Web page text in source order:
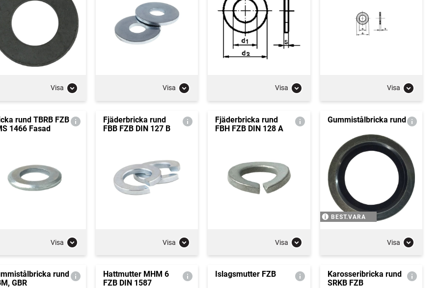
Visa Visa Visa Visa
rund TBRB FZB
1466 Fasad
Visa
Fjäderbricka rund
FBB FZB DIN 127 B
Visa
Fjäderbricka rund
FBH FZB DIN 128 A
Visa
Gummistålbricka rund
BEST.VARA
Visa
rund
GBR
Hattmutter MHM 6
FZB DIN 1587
Islagsmutter FZB
Karosseribricka rund
SRKB FZB